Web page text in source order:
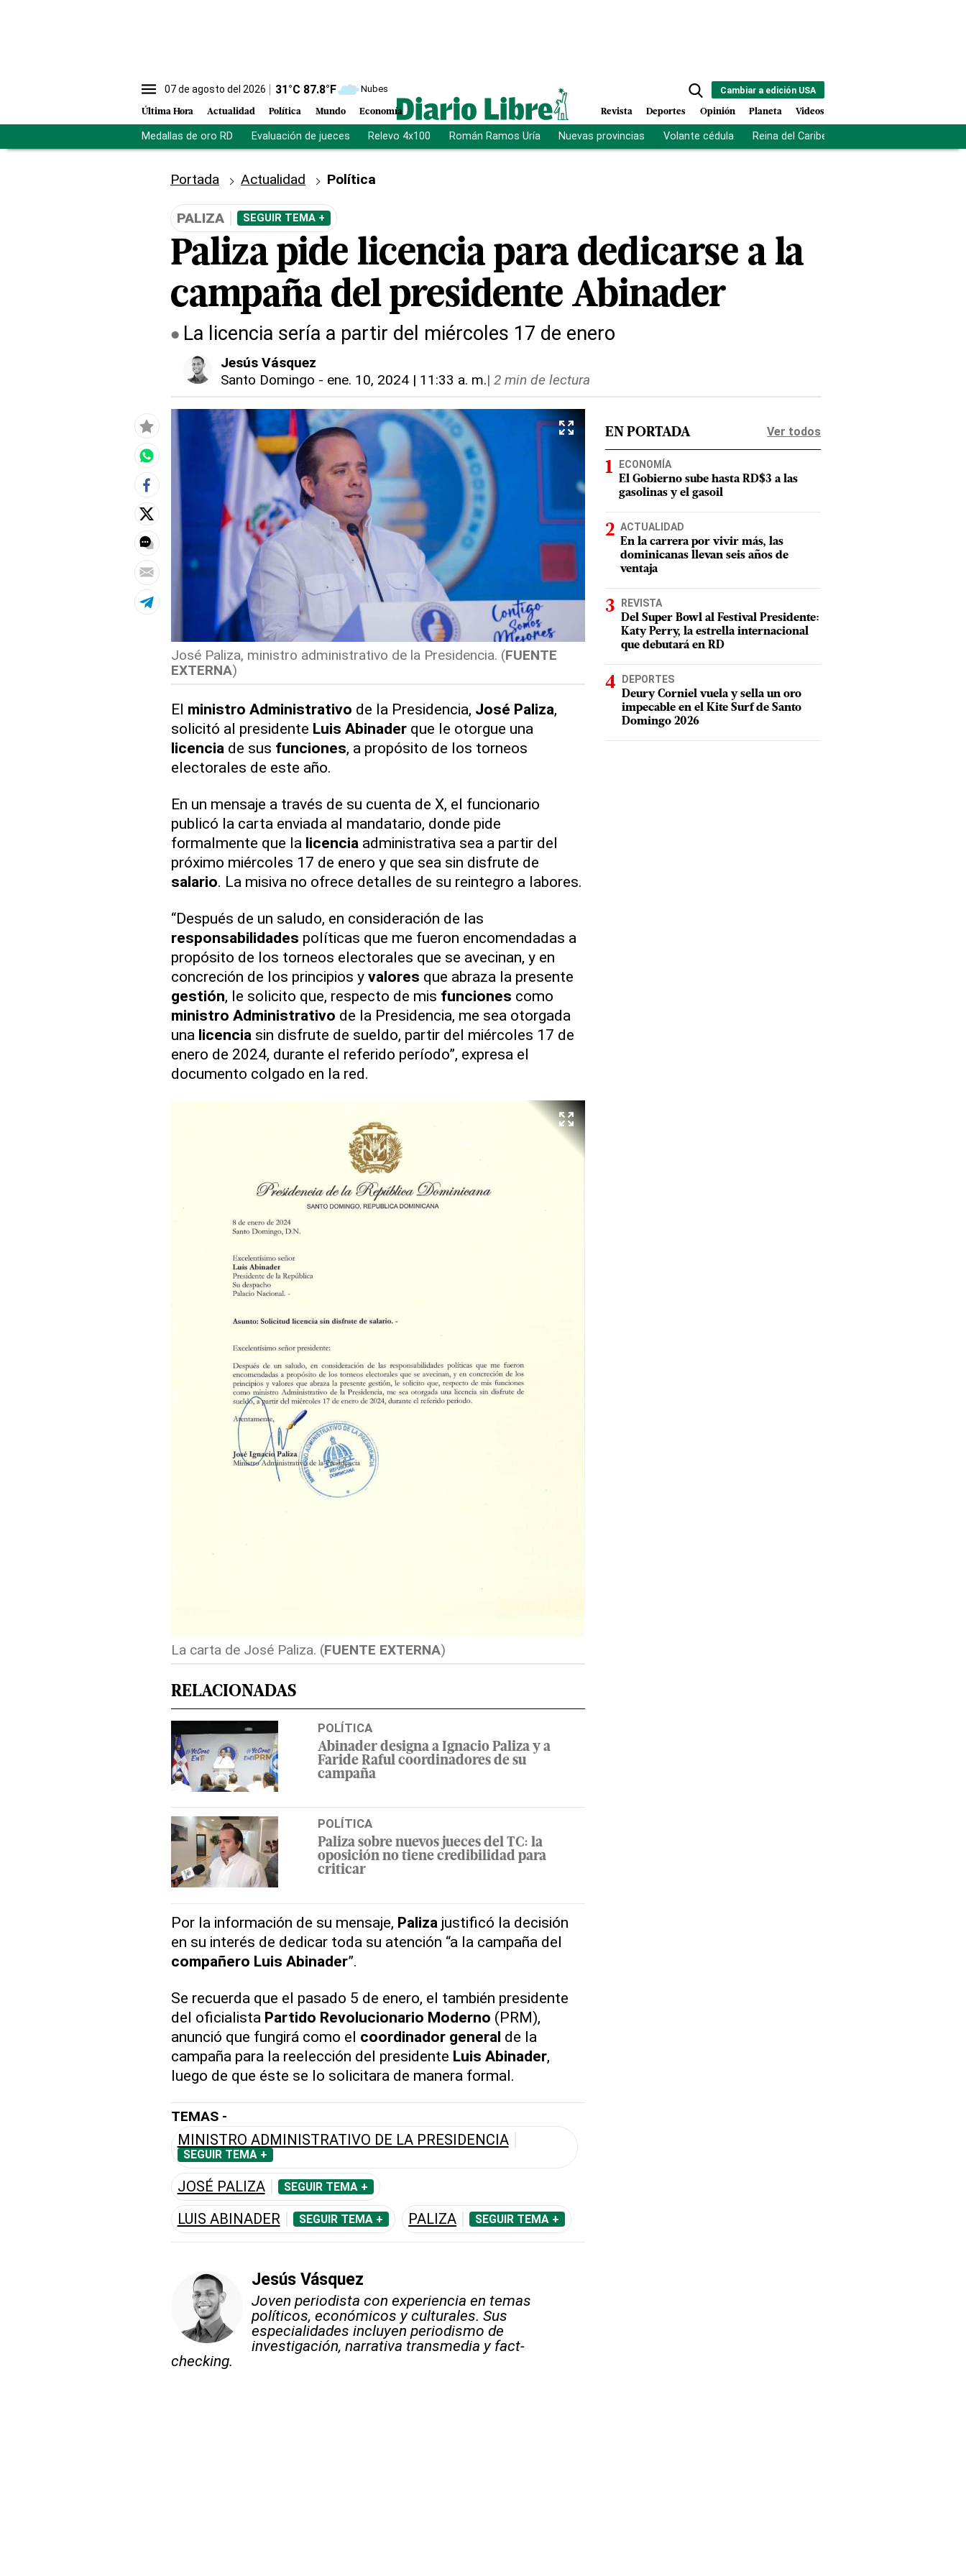
07 de agosto del 2026 31°C 87.8°F Nubes
Última Hora Actualidad Política Mundo Economía
Cambiar a edición USA
Revista Deportes Opinión Planeta Videos
Medallas de oro RD Evaluación de jueces Relevo 4x100 Román Ramos Uría Nuevas provincias Volante cédula Reina del Caribe
Portada Actualidad Política
PALIZA SEGUIR TEMA +
Paliza pide licencia para dedicarse a la
campaña del presidente Abinader
La licencia sería a partir del miércoles 17 de enero
Jesús Vásquez
Santo Domingo - ene. 10, 2024 | 11:33 a. m.| 2 min de lectura
José Paliza, ministro administrativo de la Presidencia. (FUENTE
EXTERNA)
El ministro Administrativo de la Presidencia, José Paliza,
solicitó al presidente Luis Abinaderque le otorgue una
licencia de sus funciones, a propósito de los torneos
electorales de este año.
En un mensaje a través de su cuenta de X, el funcionario
publicó la carta enviada al mandatario, donde pide
formalmente que la licencia administrativa sea a partir del
próximo miércoles 17 de enero y que sea sin disfrute de
salario. La misiva no ofrece detalles de su reintegro a labores.
“Después de un saludo, en consideración de las
responsabilidades políticas que me fueron encomendadas a
propósito de los torneos electorales que se avecinan, y en
concreción de los principios y valores que abraza la presente
gestión, le solicito que, respecto de mis funciones como
ministro Administrativo de la Presidencia, me sea otorgada
una licencia sin disfrute de sueldo, partir del miércoles 17 de
enero de 2024, durante el referido período”, expresa el
documento colgado en la red.
La carta de José Paliza. (FUENTE EXTERNA)
RELACIONADAS
POLÍTICA
Abinader designa a Ignacio Paliza y a
Faride Raful coordinadores de su
campaña
POLÍTICA
Paliza sobre nuevos jueces del TC: la
oposición no tiene credibilidad para
criticar
Por la información de su mensaje, Paliza justificó la decisión
en su interés de dedicar toda su atención “a la campaña del
compañero Luis Abinader”.
Se recuerda que el pasado 5 de enero, el también presidente
del oficialista Partido Revolucionario Moderno (PRM),
anunció que fungirá como el coordinador general de la
campaña para la reelección del presidente Luis Abinader,
luego de que éste se lo solicitara de manera formal.
TEMAS -
MINISTRO ADMINISTRATIVO DE LA PRESIDENCIA
SEGUIR TEMA +
JOSÉ PALIZA SEGUIR TEMA +
LUIS ABINADER SEGUIR TEMA + PALIZA SEGUIR TEMA +
Jesús Vásquez
Joven periodista con experiencia en temas
políticos, económicos y culturales. Sus
especialidades incluyen periodismo de
investigación, narrativa transmedia y fact-
checking.
EN PORTADA Ver todos
ECONOMÍA
El Gobierno sube hasta RD$3 a las
gasolinas y el gasoil
ACTUALIDAD
En la carrera por vivir más, las
dominicanas llevan seis años de
ventaja
REVISTA
Del Super Bowl al Festival Presidente:
Katy Perry, la estrella internacional
que debutará en RD
DEPORTES
Deury Corniel vuela y sella un oro
impecable en el Kite Surf de Santo
Domingo 2026